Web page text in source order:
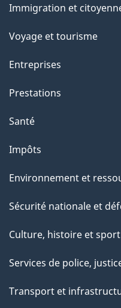
sujets
Immigration et
Voyage et tourisme
Entreprises
Prestations
Santé
Impôts
Environnement et
Sécurité nationale et
Culture, histoire et sport
Services de police,
Transport et